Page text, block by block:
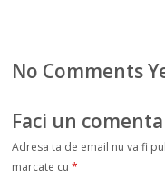
No Comments
Faci un
Adresa ta de email nu va fi
marcate cu*